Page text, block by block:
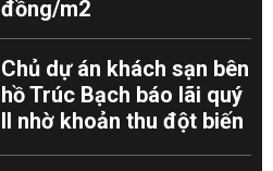
đồng/m2
Chủ dự án khách sạn bên
hồ Trúc Bạch báo lãi quý
II nhờ khoản thu đột biến